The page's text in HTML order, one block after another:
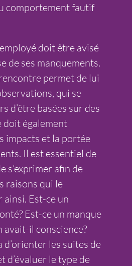
comportement fautif
doit être avisé
de ses manquements.
permet de lui
qui se
d’être basées sur des
doit également
impacts et la portée
Il est essentiel de
s’exprimer afin de
raisons qui le
ainsi. Est-ce un
Est-ce un manque
avait-il conscience?
les suites de
d’évaluer le type de